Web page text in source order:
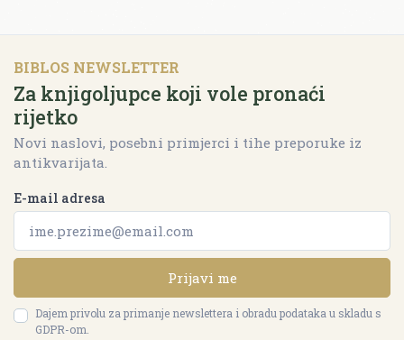
BIBLOS NEWSLETTER
Za knjigoljupce koji vole pronaći
rijetko
Novi naslovi, posebni primjerci i tihe preporuke iz
antikvarijata.
E-mail adresa
Prijavi me
Dajem privolu za primanje newslettera i obradu podataka u skladu s
GDPR-om.